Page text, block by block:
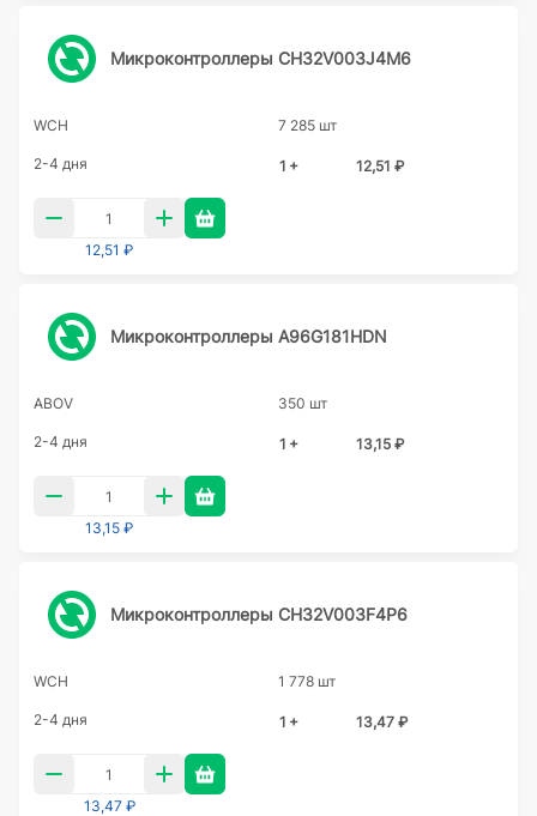
Микроконтроллеры CH32V003J4M6
WCH 7 285 шт
2-4 дня 1 + 12,51 ₽
12,51 ₽
Микроконтроллеры A96G181HDN
ABOV 350 шт
2-4 дня 1 + 13,15 ₽
13,15 ₽
Микроконтроллеры CH32V003F4P6
WCH 1 778 шт
2-4 дня 1 + 13,47 ₽
13,47 ₽